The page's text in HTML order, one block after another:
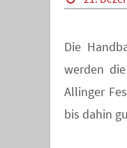
Die
werden
Allinger
bis dahin